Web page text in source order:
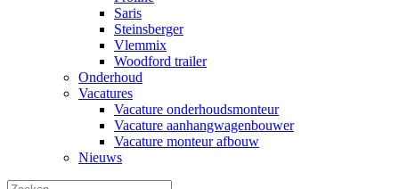
Saris
Steinsberger
Vlemmix
Woodford trailer
Onderhoud
Vacatures
Vacature onderhoudsmonteur
Vacature aanhangwagenbouwer
Vacature monteur afbouw
Nieuws